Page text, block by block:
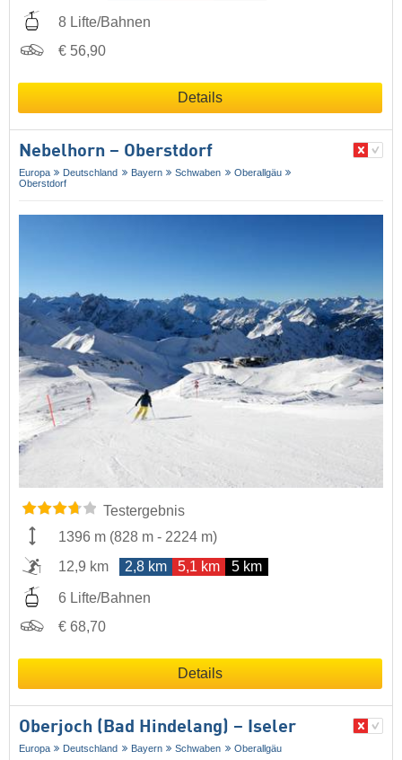
8 Lifte/Bahnen
€ 56,90
Details
Nebelhorn – Oberstdorf
Europa Deutschland Bayern Schwaben
Oberallgäu
Oberstdorf
Testergebnis
1396 m (828 m - 2224 m)
12,9 km
2,8 km 5,1 km 5 km
6 Lifte/Bahnen
€ 68,70
Details
Oberjoch (Bad Hindelang) – Iseler
Europa Deutschland Bayern Schwaben Oberallgäu